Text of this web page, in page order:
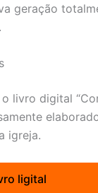
geração
livro digital
igreja.
ligital